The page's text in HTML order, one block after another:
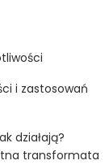
i zastosowań
działają?
transformata